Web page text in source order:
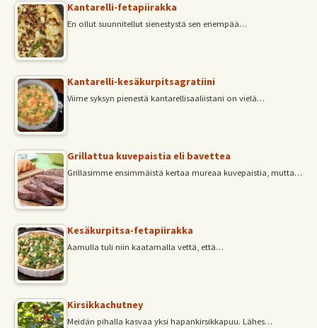
Kantarelli-fetapiirakka
En ollut suunnitellut sienestystä sen enempää…
Kantarelli-kesäkurpitsagratiini
Viime syksyn pienestä kantarellisaaliistani on vielä…
Grillattua kuvepaistia eli bavettea
Grillasimme ensimmäistä kertaa mureaa kuvepaistia, mutta…
Kesäkurpitsa-fetapiirakka
Aamulla tuli niin kaatamalla vettä, että…
Kirsikkachutney
Meidän pihalla kasvaa yksi hapankirsikkapuu. Lähes…